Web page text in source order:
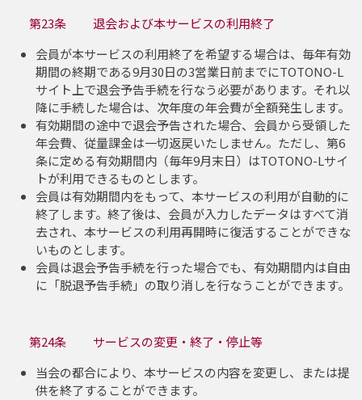
第23条 退会および本サービスの利用終了
会員が本サービスの利用終了を希望する場合は、毎年有効
期間の終期である9月30日の3営業日前までにTOTONO-L
サイト上で退会予告手続を行なう必要があります。それ以
降に手続した場合は、次年度の年会費が全額発生します。
有効期間の途中で退会予告された場合、会員から受領した
年会費、従量課金は一切返戻いたしません。ただし、第6
条に定める有効期間内（毎年9月末日）はTOTONO-Lサイ
トが利用できるものとします。
会員は有効期間内をもって、本サービスの利用が自動的に
終了します。終了後は、会員が入力したデータはすべて消
去され、本サービスの利用再開時に復活することができな
いものとします。
会員は退会予告手続を行った場合でも、有効期間内は自由
に「脱退予告手続」の取り消しを行なうことができます。
第24条 サービスの変更・終了・停止等
当会の都合により、本サービスの内容を変更し、または提
供を終了することができます。